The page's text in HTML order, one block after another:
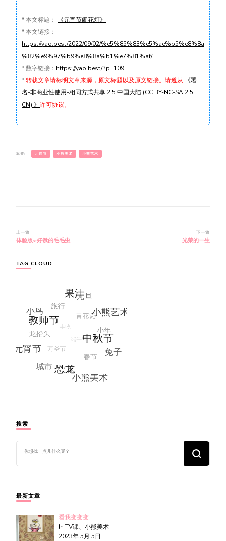
*本文标题：
《元宵节闹花灯》
*本文链接：
https://yao.best/2022/09/02/%e5%85%83%e5%ae%b5%e8%8a
%82%e9%97%b9%e8%8a%b1%e7%81%af/
*数字链接： https://yao.best/?p=109
*转载文章请标明文章来源，原文标题以及原文链接。请遵从 《署
名-非商业性使用-相同方式共享 2.5 中国大陆 (CC BY-NC-SA 2.5
CN) 》 许可协议。
标签: 元宵节 小熊美术 小熊艺术
博
文
航
上一篇
体验版s1好饿的毛毛虫
下一篇
光荣的一生
TAG CLOUD
搜索
么
吗?
最新文章
看我变变变
In TV课、小熊美术
2023年 5月 5日